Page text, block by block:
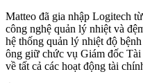
Matteo đã gia nhập Logitech
công nghệ quản lý nhiệt và
hệ thống quản lý nhiệt độ
ông giữ chức vụ Giám đốc
về tất cả các hoạt động tài